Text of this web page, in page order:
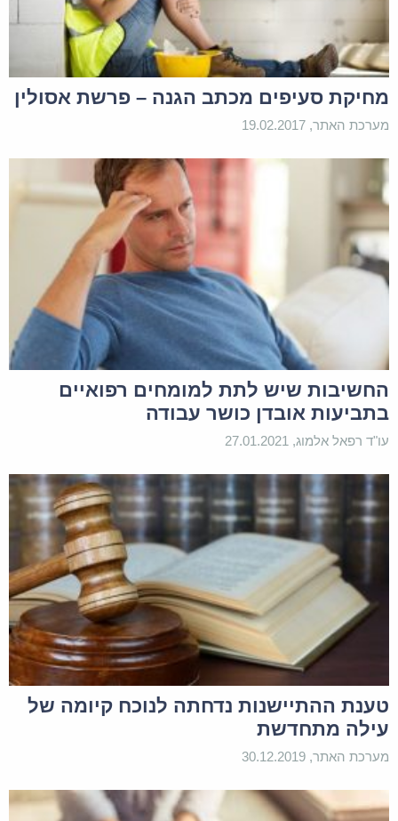
ניסים
היי אני עברתי תאונת עבודה לפני שנתיים נפילה מסולם
כרגע מוכר כנכה נזקק בביטוח לאומי 100% זמני ועובר
שיקום בביה"ח רעות. יש לי פוליסה אובדן כושר עבודה
וכרגע משלמים לי רק 50% מערך האובדן כושר עבודה
באופן זמני 1500₪ הייתי מעוניין בייעוץ.
מערכת האתר
שלום ניסים! נשמח לנסות לסייע ולעזור.
אנא השאר פרטים בהודעה פרטית (טופס
התיעוד הרפואי והפוליסה. חסרים כמובן
פרטים רבים, אך נשלים אותם בשיחה.
בריאות שלמה והצלחה!
20 בפברואר 2021 בשעה
17:37
הגב
שמואל פסו
אני מיצר עבודות אומנות בעץ עם מחרטה. ממרץ חליתי
עם אי ספיגה של כליות וחלבונים בשתן מאז אני לא
מחיקת סעיפים מכתב הגנה – פרשת אסולין
מערכת האתר, 19.02.2017
החשיבות שיש לתת למומחים רפואיים
בתביעות אובדן כושר עבודה
עו"ד רפאל אלמוג, 27.01.2021
טענת ההתיישנות נדחתה לנוכח קיומה של
עילה מתחדשת
מערכת האתר, 30.12.2019